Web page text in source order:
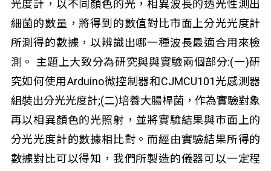
光度計，以不同顏色的光，相異波長的透光性測出
細菌的數量，將得到的數值對比市面上分光光度計
所測得的數據，以辨識出哪一種波長最適合用來檢
測。 主題上大致分為研究與與實驗兩個部分:(一)研
究如何使用Arduino微控制器和CJMCU101光感測器
組裝出分光光度計;(二)培養大腸桿菌，作為實驗對象
再以相異顏色的光照射，並將實驗結果與市面上的
分光光度計的數據相比對。而經由實驗結果所得的
數據對比可以得知，我們所製造的儀器可以一定程